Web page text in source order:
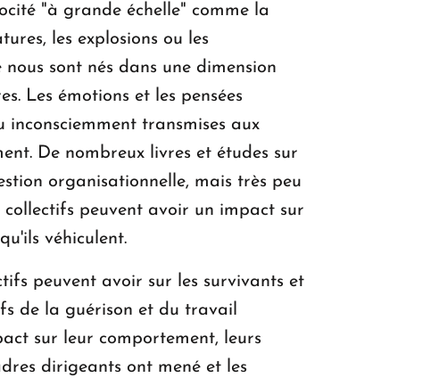
"à grande échelle" comme la
les explosions ou les
sont nés dans une dimension
Les émotions et les pensées
transmises aux
De nombreux livres et études sur
organisationnelle, mais très peu
collectifs peuvent avoir un impact sur
véhiculent.
peuvent avoir sur les survivants et
de la guérison et du travail
sur leur comportement, leurs
dirigeants ont mené et les